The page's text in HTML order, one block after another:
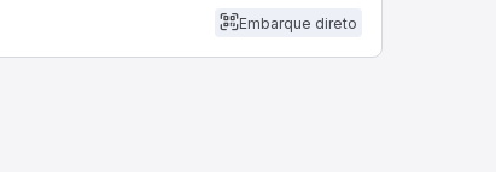
Embarque direto